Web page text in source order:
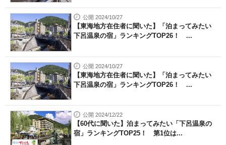
公開 2024/10/27
【東海地方在住者に聞いた】「泊まってみたい
下呂温泉の宿」ランキングTOP26！ ...
公開 2024/10/27
【東海地方在住者に聞いた】「泊まってみたい
下呂温泉の宿」ランキングTOP26！ ...
公開 2024/12/22
【60代に聞いた】泊まってみたい「下呂温泉の
宿」ランキングTOP25！ 第1位は...